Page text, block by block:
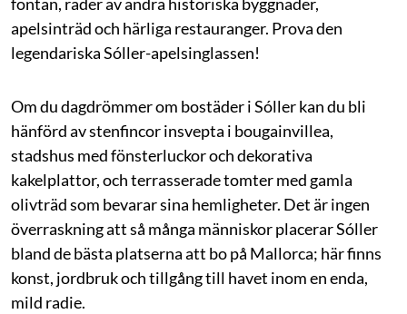
fontän, rader av andra historiska byggnader,
apelsinträd och härliga restauranger. Prova den
legendariska Sóller-apelsinglassen!
Om du dagdrömmer om bostäder i Sóller kan du bli
hänförd av stenfincor insvepta i bougainvillea,
stadshus med fönsterluckor och dekorativa
kakelplattor, och terrasserade tomter med gamla
olivträd som bevarar sina hemligheter. Det är ingen
överraskning att så många människor placerar Sóller
bland de bästa platserna att bo på Mallorca; här finns
konst, jordbruk och tillgång till havet inom en enda,
mild radie.